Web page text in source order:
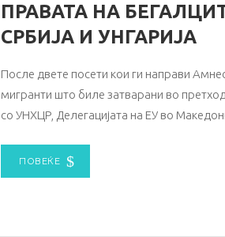
ПРАВАТА НА
СРБИЈА И УНГАРИЈА
После двете посети кои ги направи
мигранти што биле затварани во
со УНХЦР, Делегацијата на ЕУ во
ПОВЕЌЕ